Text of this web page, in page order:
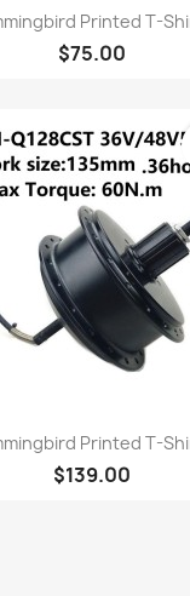
快速查看
Printed T-
$75.00
快速查看
Printed T-
$139.00